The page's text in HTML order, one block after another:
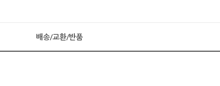
배송/교환/반품